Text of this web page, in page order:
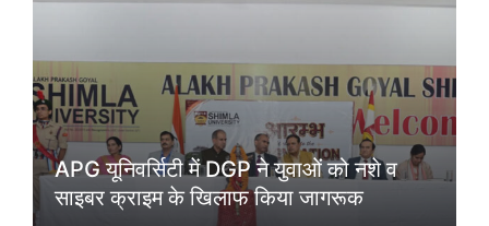
APG यूनिवर्सिटी में DGP ने युवाओं को नशे व
साइबर क्राइम के खिलाफ किया जागरूक